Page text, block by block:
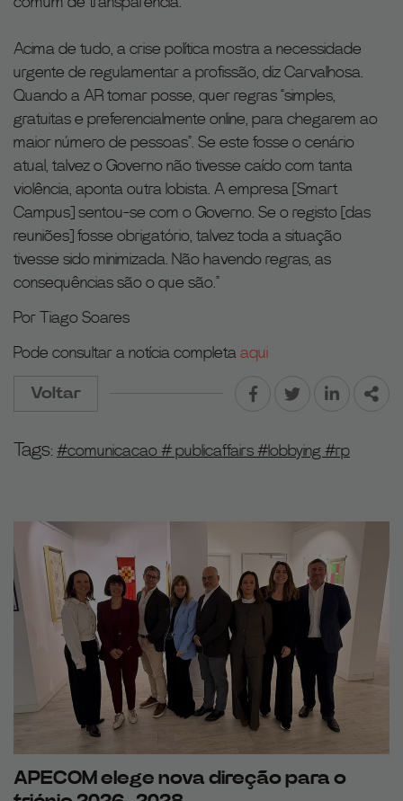
Acima de tudo, a crise política mostra a necessidade
urgente de regulamentar a profissão, diz Carvalhosa.
Quando a AR tomar posse, quer regras “simples,
gratuitas e preferencialmente online, para chegarem ao
maior número de pessoas”. Se este fosse o cenário
atual, talvez o Governo não tivesse caído com tanta
violência, aponta outra lobista. A empresa [Smart
Campus] sentou-se com o Governo. Se o registo [das
reuniões] fosse obrigatório, talvez toda a situação
tivesse sido minimizada. Não havendo regras, as
consequências são o que são.”
Por Tiago Soares
Pode consultar a notícia completa aqui
Voltar
Facebook
TwitterLinkedIn
Tags: #comunicacao # publicaffairs #lobbying #rp
APECOM elege nova direção para o